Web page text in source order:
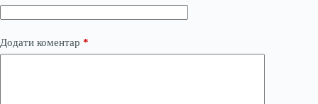
Додати коментар *